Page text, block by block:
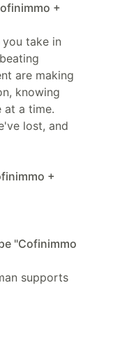
+
you take in
are making
knowing
at a time.
lost, and
+
"Cofinimmo
supports